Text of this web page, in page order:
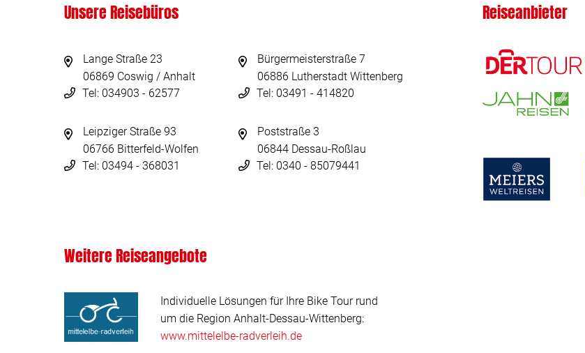
Unsere Reisebüros
Lange Straße 23
06869 Coswig / Anhalt
Tel: 034903 - 62577
Bürgermeisterstraße 7
06886 Lutherstadt Wittenberg
Tel: 03491 - 414820
Leipziger Straße 93
06766 Bitterfeld-Wolfen
Tel: 03494 - 368031
Poststraße 3
06844 Dessau-Roßlau
Tel: 0340 - 85079441
Reiseanbieter
Weitere Reiseangebote
Individuelle Lösungen für Ihre Bike Tour rund
um die Region Anhalt-Dessau-Wittenberg:
www.mittelelbe-radverleih.de